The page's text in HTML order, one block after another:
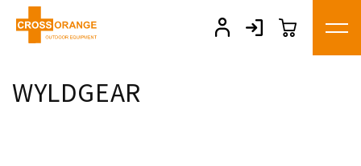
ンツに
進む
コ
WYLDGEAR